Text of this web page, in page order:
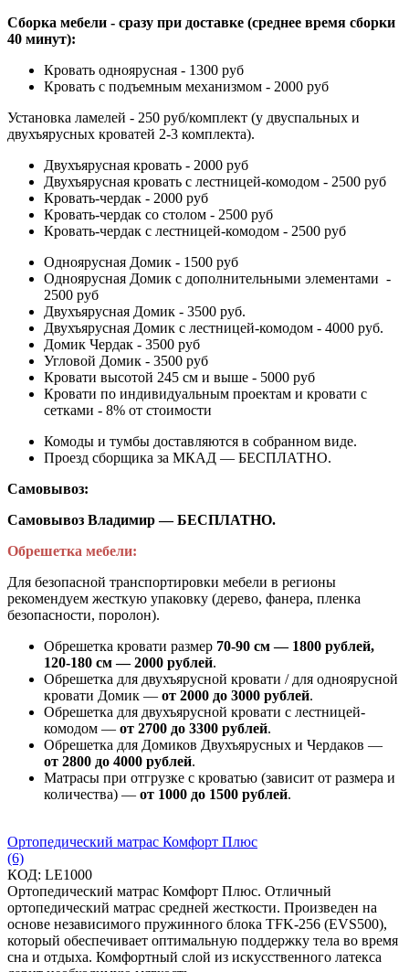
Сборка мебели - сразу при доставке (среднее время сборки
40 минут):
Кровать одноярусная - 1300 руб
Кровать с подъемным механизмом - 2000 руб
Установка ламелей - 250 руб/комплект (у двуспальных и
двухъярусных кроватей 2-3 комплекта).
Двухъярусная кровать - 2000 руб
Двухъярусная кровать с лестницей-комодом - 2500 руб
Кровать-чердак - 2000 руб
Кровать-чердак со столом - 2500 руб
Кровать-чердак с лестницей-комодом - 2500 руб
Одноярусная Домик - 1500 руб
Одноярусная Домик с дополнительными элементами -
2500 руб
Двухъярусная Домик - 3500 руб.
Двухъярусная Домик с лестницей-комодом - 4000 руб.
Домик Чердак - 3500 руб
Угловой Домик - 3500 руб
Кровати высотой 245 см и выше - 5000 руб
Кровати по индивидуальным проектам и кровати с
сетками - 8% от стоимости
Комоды и тумбы доставляются в собранном виде.
Проезд сборщика за МКАД — БЕСПЛАТНО.
Самовывоз:
Самовывоз Владимир — БЕСПЛАТНО.
Обрешетка мебели:
Для безопасной транспортировки мебели в регионы
рекомендуем жесткую упаковку (дерево, фанера, пленка
безопасности, поролон).
Обрешетка кровати размер 70-90 см — 1800 рублей,
120-180 см — 2000 рублей.
Обрешетка для двухъярусной кровати / для одноярусной
кровати Домик — от 2000 до 3000 рублей.
Обрешетка для двухъярусной кровати с лестницей-
комодом — от 2700 до 3300 рублей.
Обрешетка для Домиков Двухъярусных и Чердаков —
от 2800 до 4000 рублей.
Матрасы при отгрузке с кроватью (зависит от размера и
количества) — от 1000 до 1500 рублей.
Ортопедический матрас Комфорт Плюс
(6)
КОД: LE1000
Ортопедический матрас Комфорт Плюс. Отличный
ортопедический матрас средней жесткости. Произведен на
основе независимого пружинного блока TFK-256 (EVS500),
который обеспечивает оптимальную поддержку тела во время
сна и отдыха. Комфортный слой из искусственного латекса